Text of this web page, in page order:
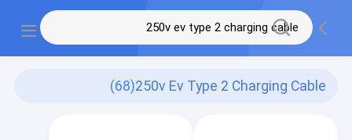
250v Ev Type 2 Charging Cable
(68)